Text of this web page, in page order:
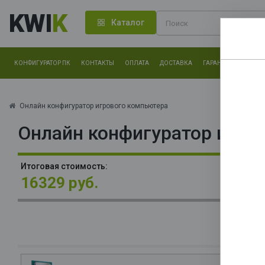
KWIK Каталог
КОНФИГУРАТОР ПК КОНТАКТЫ ОПЛАТА ДОСТАВКА ГАРАНТИЯ
Онлайн конфигуратор игрового компьютера
Онлайн конфигуратор
Итоговая стоимость:
16329 руб.